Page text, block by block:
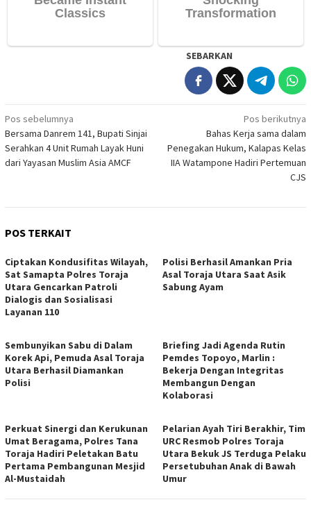
SEBARKAN
Navigasi
pos
Pos sebelumnya
Bersama Danrem 141, Bupati Sinjai
Serahkan 4 Unit Rumah Layak Huni
dari Yayasan Muslim Asia AMCF
Pos berikutnya
Bahas Kerja sama dalam
Penegakan Hukum, Kalapas Kelas
IIA Watampone Hadiri Pertemuan
CJS
POS TERKAIT
Ciptakan Kondusifitas Wilayah,
Sat Samapta Polres Toraja
Utara Gencarkan Patroli
Dialogis dan Sosialisasi
Layanan 110
Polisi Berhasil Amankan Pria
Asal Toraja Utara Saat Asik
Sabung Ayam
Sembunyikan Sabu di Dalam
Korek Api, Pemuda Asal Toraja
Utara Berhasil Diamankan
Polisi
Briefing Jadi Agenda Rutin
Pemdes Topoyo, Marlin :
Bekerja Dengan Integritas
Membangun Dengan
Kolaborasi
Perkuat Sinergi dan Kerukunan
Umat Beragama, Polres Tana
Toraja Hadiri Peletakan Batu
Pertama Pembangunan Mesjid
Al-Mustaidah
Pelarian Ayah Tiri Berakhir, Tim
URC Resmob Polres Toraja
Utara Bekuk JS Terduga Pelaku
Persetubuhan Anak di Bawah
Umur